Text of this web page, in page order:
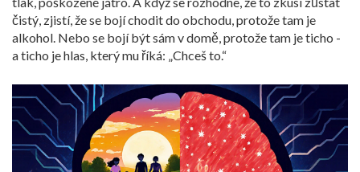
čistý, zjistí, že se bojí chodit do obchodu, protože tam je
alkohol. Nebo se bojí být sám v domě, protože tam je ticho -
a ticho je hlas, který mu říká: „Chceš to.“